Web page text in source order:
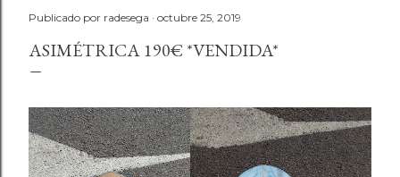
Publicado por radesega octubre 25, 2019
ASIMÉTRICA 190€ *VENDIDA*